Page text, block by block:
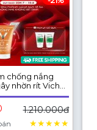
chống nắng
nhờn rít Vichy
Dry Touch
Tia UVA +
1.210.000đ
★★★★★